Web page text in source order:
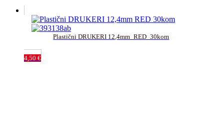
Plastični DRUKERI 12,4mm_RED_30kom
4,50 €